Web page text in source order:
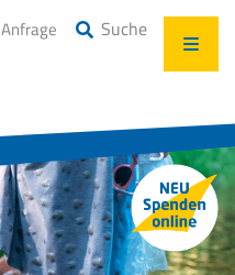
Anfrage Suche